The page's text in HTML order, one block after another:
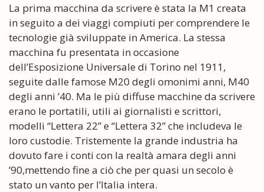
La prima macchina da scrivere è stata la M1 creata
in seguito a dei viaggi compiuti per comprendere le
tecnologie già sviluppate in America. La stessa
macchina fu presentata in occasione
dell’Esposizione Universale di Torino nel 1911,
seguite dalle famose M20 degli omonimi anni, M40
degli anni ’40. Ma le più diffuse macchine da scrivere
erano le portatili, utili ai giornalisti e scrittori,
modelli “Lettera 22” e “Lettera 32” che includeva le
loro custodie. Tristemente la grande industria ha
dovuto fare i conti con la realtà amara degli anni
’90,mettendo fine a ciò che per quasi un secolo è
stato un vanto per l’Italia intera.